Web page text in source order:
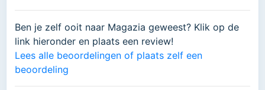
Ben je zelf ooit naar Magazia geweest? Klik op de
link hieronder en plaats een review!
Lees alle beoordelingen of plaats zelf een
beoordeling